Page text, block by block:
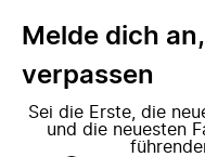
Melde dich
verpassen
Sei die Erste, die
und die neuesten